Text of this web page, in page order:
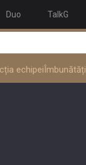
Duo TalkG
echipei